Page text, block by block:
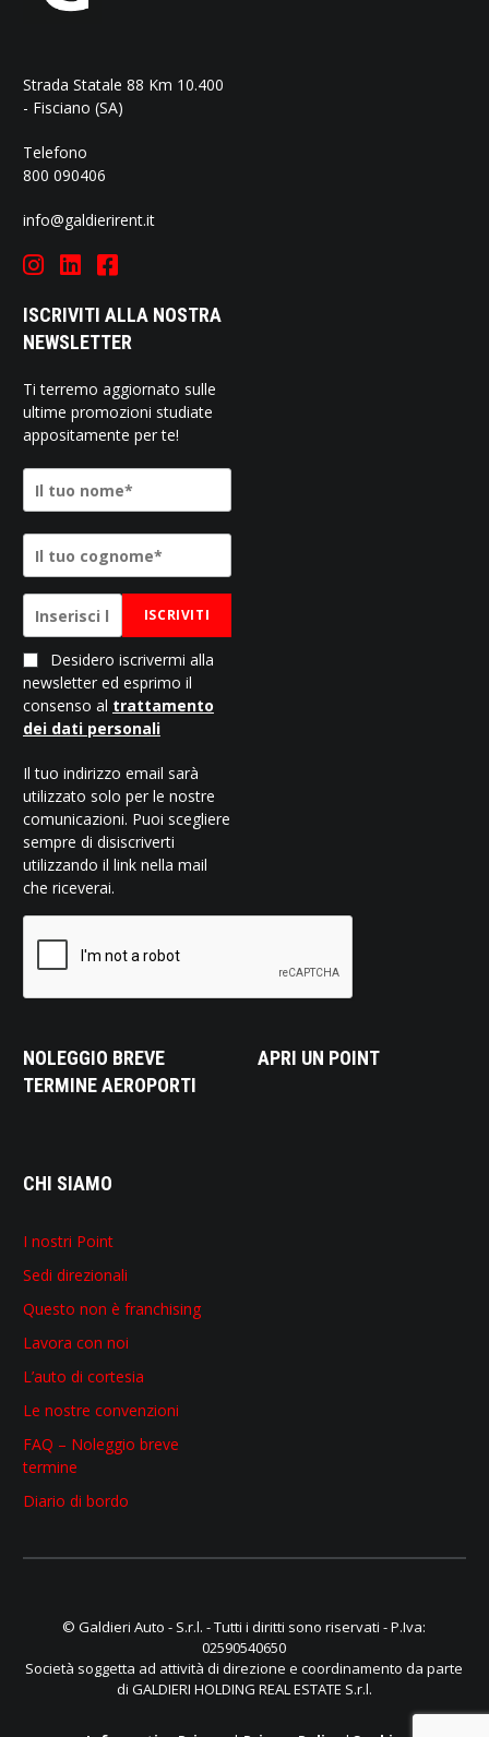
Strada Statale 88 Km 10.400
- Fisciano (SA)
Telefono
800 090406
info@galdierirent.it
ISCRIVITI ALLA NOSTRA
NEWSLETTER
Ti terremo aggiornato sulle
ultime promozioni studiate
appositamente per te!
ISCRIVITI
Desidero iscrivermi alla
newsletter ed esprimo il
consenso al trattamento
dei dati personali
Il tuo indirizzo email sarà
utilizzato solo per le nostre
comunicazioni. Puoi scegliere
sempre di disiscriverti
utilizzando il link nella mail
che riceverai.
NOLEGGIO BREVE
TERMINE AEROPORTI
APRI UN POINT
CHI SIAMO
I nostri Point
Sedi direzionali
Questo non è franchising
Lavora con noi
L’auto di cortesia
Le nostre convenzioni
FAQ – Noleggio breve
termine
Diario di bordo
© Galdieri Auto - S.r.l. - Tutti i diritti sono riservati - P.Iva:
02590540650
Società soggetta ad attività di direzione e coordinamento da parte
di GALDIERI HOLDING REAL ESTATE S.r.l.